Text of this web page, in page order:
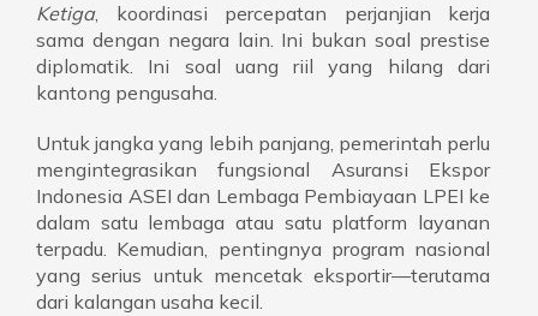
Ketiga, koordinasi percepatan perjanjian kerja
sama dengan negara lain. Ini bukan soal prestise
diplomatik. Ini soal uang riil yang hilang dari
kantong pengusaha.
Untuk jangka yang lebih panjang, pemerintah perlu
mengintegrasikan fungsional Asuransi Ekspor
Indonesia ASEI dan Lembaga Pembiayaan LPEI ke
dalam satu lembaga atau satu platform layanan
terpadu. Kemudian, pentingnya program nasional
yang serius untuk mencetak eksportir—terutama
dari kalangan usaha kecil.